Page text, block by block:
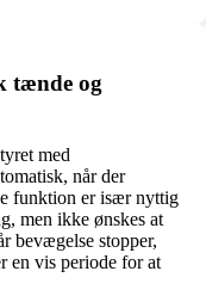
tænde og
med
når der
funktion er især nyttig
men ikke ønskes at
bevægelse stopper,
en vis periode for at